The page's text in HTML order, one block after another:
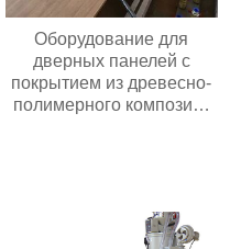
Оборудование для
дверных панелей с
покрытием из древесно-
полимерного композита